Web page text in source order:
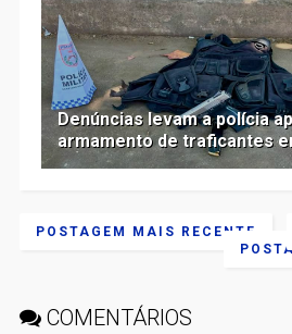
Denúncias levam a polícia
armamento de traficantes
POSTAGEM MAIS RECENTE
COMENTÁRIOS